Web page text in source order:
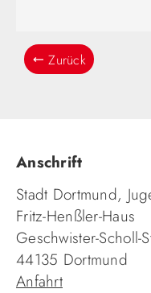
Zurück
Anschrift
Stadt Dortmund,
Fritz-Henßler-Haus
Geschwister-Scholl-
44135 Dortmund
Anfahrt